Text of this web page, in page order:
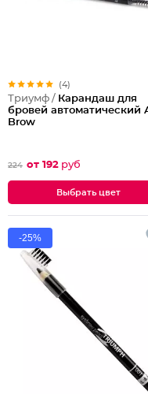
(4)
Триумф / Карандаш для
бровей автоматический
Brow
224 от 192 руб
Выбрать цвет
-25%